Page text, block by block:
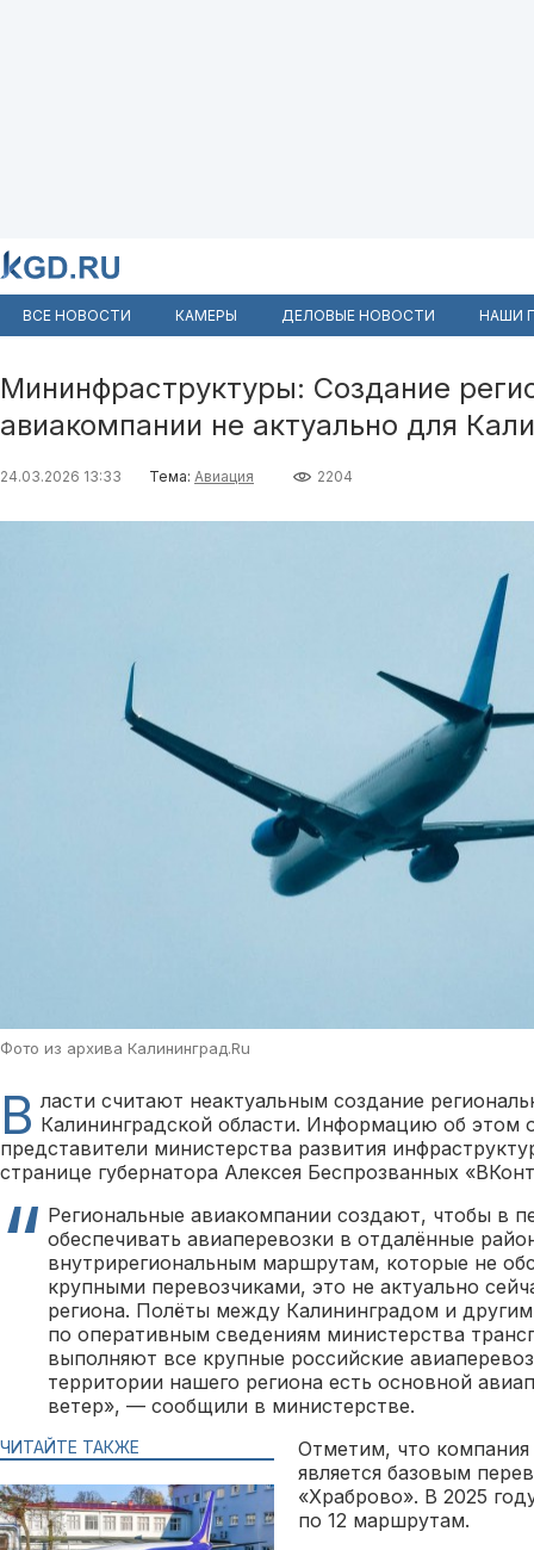
ВСЕ НОВОСТИ КАМЕРЫ ДЕЛОВЫЕ НОВОСТИ НАШИ
Мининфраструктуры: Создание
авиакомпании не актуально для
24.03.2026 13:33 Тема: Авиация 2204
Фото из архива Калининград.Ru
В ласти считают неактуальным создание
Калининградской области. Информацию об этом
представители министерства развития
странице губернатора Алексея Беспрозванных
Региональные авиакомпании создают, чтобы в
обеспечивать авиаперевозки в отдалённые
внутрирегиональным маршрутам, которые не
крупными перевозчиками, это не актуально
региона. Полёты между Калининградом и
по оперативным сведениям министерства
выполняют все крупные российские
территории нашего региона есть основной
ветер», — сообщили в министерстве.
ЧИТАЙТЕ ТАКЖЕ
Отметим, что
является базовым
«Храброво». В 2025
по 12 маршрутам.